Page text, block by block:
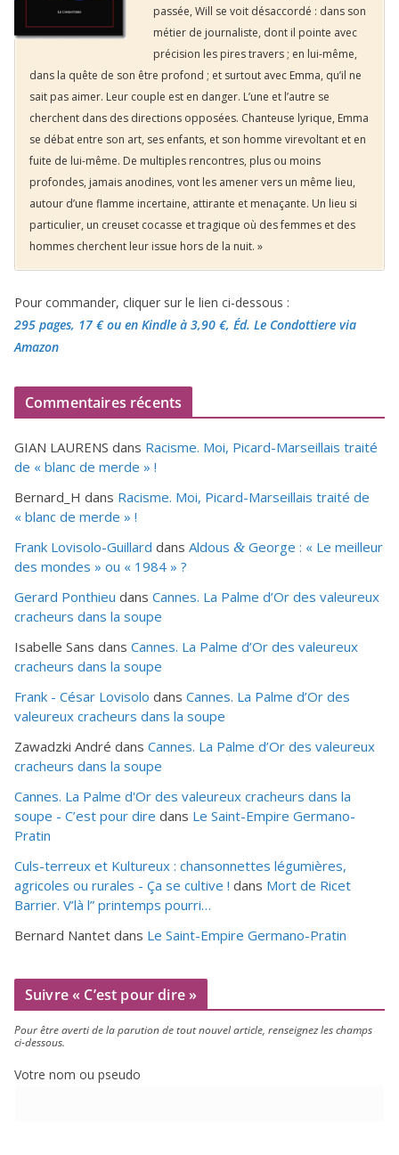
passée, Will se voit désaccordé : dans son
métier de journaliste, dont il pointe avec
précision les pires travers ; en lui-même,
dans la quête de son être profond ; et surtout avec Emma, qu’il ne
sait pas aimer. Leur couple est en danger. L’une et l’autre se
cherchent dans des directions opposées. Chanteuse lyrique, Emma
se débat entre son art, ses enfants, et son homme virevoltant et en
fuite de lui-même. De multiples rencontres, plus ou moins
profondes, jamais anodines, vont les amener vers un même lieu,
autour d’une flamme incertaine, attirante et menaçante. Un lieu si
particulier, un creuset cocasse et tragique où des femmes et des
hommes cherchent leur issue hors de la nuit. »
Pour commander, cliquer sur le lien ci-dessous :
295 pages, 17 €ou en Kindle à 3,90 €, Éd. Le Condottiere via
Amazon
Commentaires récents
GIAN LAURENS dans Racisme. Moi, Picard-Marseillais traité
de « blanc de merde » !
Bernard_H dans Racisme. Moi, Picard-Marseillais traité de
« blanc de merde » !
Frank Lovisolo-Guillard dans Aldous & George : « Le meilleur
des mondes » ou « 1984 » ?
Gerard Ponthieu dans Cannes. La Palme d’Or des valeureux
cracheurs dans la soupe
Isabelle Sans dans Cannes. La Palme d’Or des valeureux
cracheurs dans la soupe
Frank - César Lovisolo dans Cannes. La Palme d’Or des
valeureux cracheurs dans la soupe
Zawadzki André dans Cannes. La Palme d’Or des valeureux
cracheurs dans la soupe
Cannes. La Palme d'Or des valeureux cracheurs dans la
soupe - C’est pour dire dans Le Saint-Empire Germano-
Pratin
Culs-terreux et Kultureux : chansonnettes légumières,
agricoles ou rurales - Ça se cultive ! dans Mort de Ricet
Barrier. V’là l” printemps pourri…
Bernard Nantet dans Le Saint-Empire Germano-Pratin
Suivre « C’est pour dire »
Pour être aver­ti de la paru­tion de tout nou­vel article, ren­sei­gnez les champs
ci-dessous.
Votre nom ou pseudo